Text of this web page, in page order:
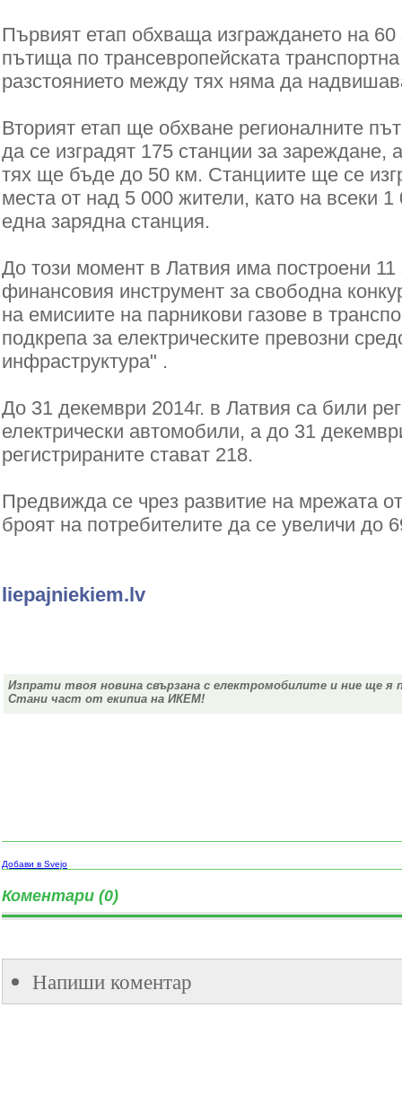
Първият етап обхваща изграждането на
пътища по трансевропейската
разстоянието между тях няма да
Вторият етап ще обхване регионалните
да се изградят 175 станции за зареждане,
тях ще бъде до 50 км. Станциите ще се
места от над 5 000 жители, като на всеки
една зарядна станция.
До този момент в Латвия има построени 11
финансовия инструмент за свободна
на емисиите на парникови газове в
подкрепа за електрическите превозни
инфраструктура" .
До 31 декември 2014г. в Латвия са били
електрически автомобили, а до 31
регистрираните стават 218.
Предвижда се чрез развитие на мрежата
броят на потребителите да се увеличи до
liepajniekiem.lv
Изпрати твоя новина свързана с електромобилите и ние ще я
Стани част от екипиа на ИКЕМ!
Добави в Svejo
Коментари (0)
Напиши коментар